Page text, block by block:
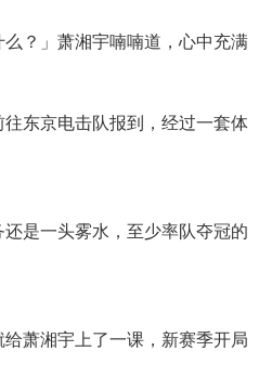
」萧湘宇喃喃道，心中充满
东京电击队报到，经过一套体
是一头雾水，至少率队夺冠的
萧湘宇上了一课，新赛季开局